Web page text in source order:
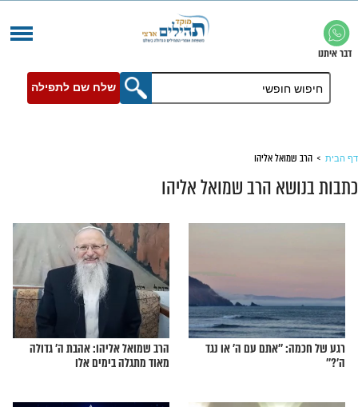
שלח שם לתפילה
אליהו
הרב שמואל אליהו